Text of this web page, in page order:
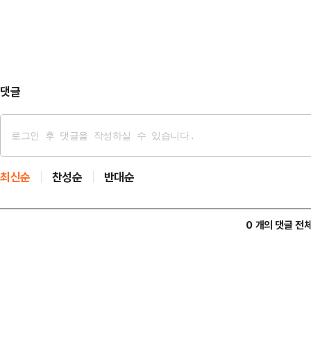
댓글
최신순 찬성순 반대순
0 개의 댓글 전